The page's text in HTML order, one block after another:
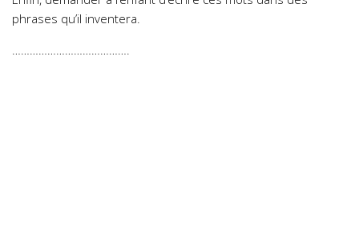
phrases qu’il inventera.